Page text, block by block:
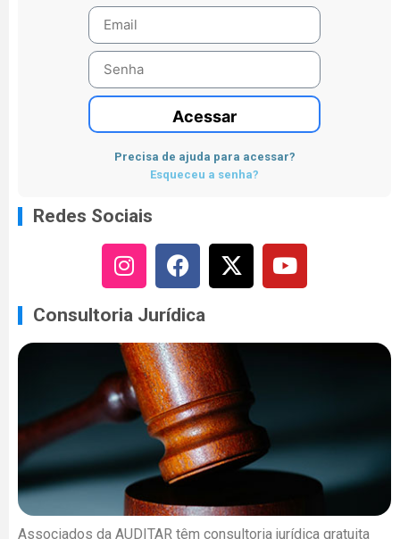
Acessar
Precisa de ajuda para acessar?
Esqueceu a senha?
Redes Sociais
Consultoria Jurídica
Associados da AUDITAR têm consultoria jurídica gratuita